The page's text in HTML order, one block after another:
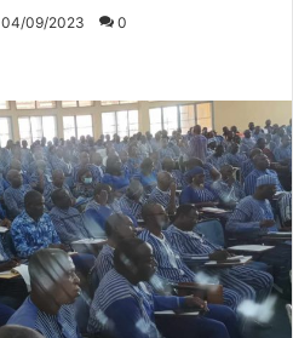
04/09/2023 0